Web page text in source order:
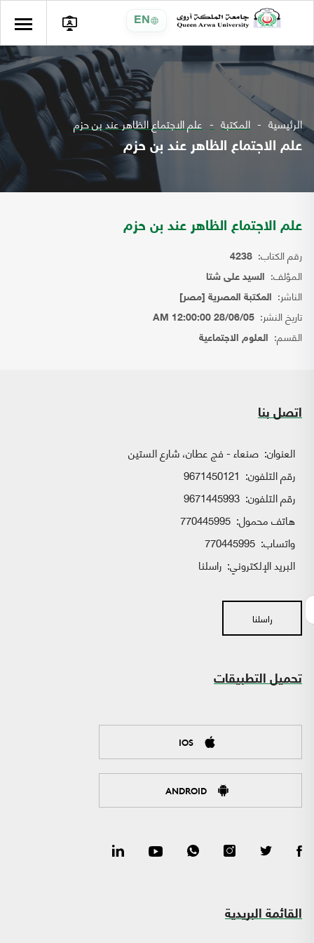
EN
الرئيسية المكتبة علم الاجتماع الظاهر عند بن حزم
علم الاجتماع الظاهر عند بن حزم
علم الاجتماع الظاهر عند بن حزم
رقم الكتاب: 4238
المؤلف: السيد على شتا
الناشر: المكتبة المصرية [مصر]
تاريخ النشر: 28/06/05 12:00:00 AM
القسم: العلوم الاجتماعية
اتصل بنا
العنوان: صنعاء - فج عطان، شارع الستين
رقم التلفون: 9671450121
رقم التلفون: 9671445993
هاتف محمول: 770445995
واتساب:
البريد الإلكتروني: راسلنا
راسلنا
تحميل التطبيقات
IOS
ANDROID
القائمة البريدية